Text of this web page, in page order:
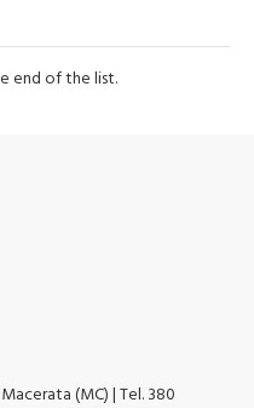
end of the list.
(MC) | Tel. 380